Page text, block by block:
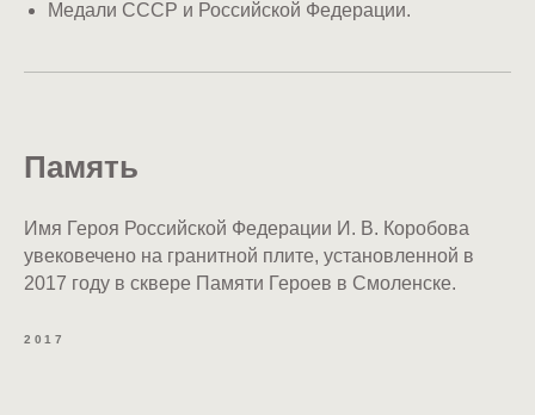
Медали СССР и Российской Федерации.
Память
Имя Героя Российской Федерации И. В. Коробова
увековечено на гранитной плите, установленной в
2017 году в сквере Памяти Героев в Смоленске.
2017